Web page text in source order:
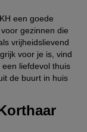
een goede
gezinnen die
vrijheidslievend
voor je is, vind
liefdevol thuis
de buurt in huis